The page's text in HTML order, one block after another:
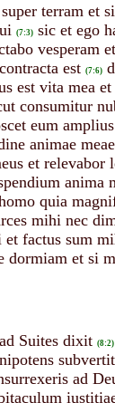
terram et
(7:3) sic et ego
vesperam
est (7:6)
est vita mea
consumitur
eum
animae meae
et relevabor
anima
quia
mihi nec
factus sum
dormiam et si
Suites dixit (8:2)
ad